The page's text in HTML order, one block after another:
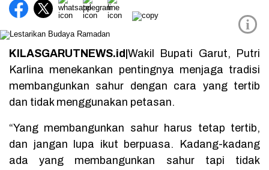
i
KILASGARUTNEWS.id| Wakil Bupati Garut, Putri
Karlina menekankan pentingnya menjaga tradisi
membangunkan sahur dengan cara yang tertib
dan tidak menggunakan petasan.
“Yang membangunkan sahur harus tetap tertib,
dan jangan lupa ikut berpuasa. Kadang-kadang
ada yang membangunkan sahur tapi tidak